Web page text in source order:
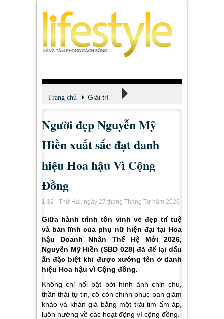
Trang chủ Giải trí
Xem - Nghe - Đọc
Người đẹp Nguyễn Mỹ
Hiền xuất sắc đạt danh
hiệu Hoa hậu Vì Cộng
Đồng
1:32 - Thứ Hai, ngày 27 tháng Tháng Tư năm 2026
Giữa hành trình tôn vinh vẻ đẹp trí tuệ
và bản lĩnh của phụ nữ hiện đại tại Hoa
hậu Doanh Nhân Thế Hệ Mới 2026,
Nguyễn Mỹ Hiền (SBD 028) đã để lại dấu
ấn đặc biệt khi được xướng tên ở danh
hiệu Hoa hậu vì Cộng đồng.
Không chỉ nổi bật bởi hình ảnh chỉn chu,
thần thái tự tin, cô còn chinh phục ban giám
khảo và khán giả bằng một trái tim ấm áp,
luôn hướng về các hoạt động vì cộng đồng.